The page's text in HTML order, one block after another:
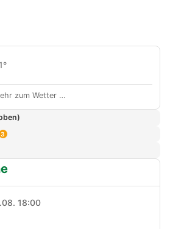
zum Wetter …
3
18:00